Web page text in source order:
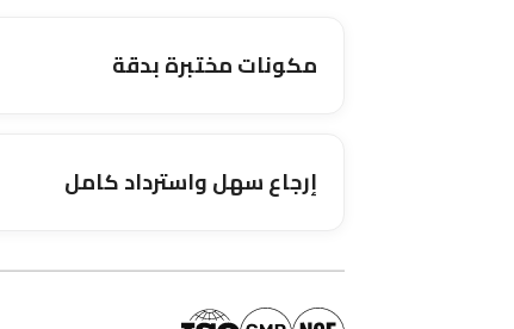
مكونات مختبرة بدقة
إرجاع سهل واسترداد كامل